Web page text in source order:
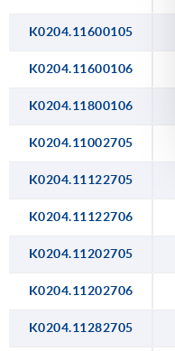
K0204.11600105
K0204.11600106
K0204.11800106
K0204.11002705
K0204.11122705
K0204.11122706
K0204.11202705
K0204.11202706
K0204.11282705